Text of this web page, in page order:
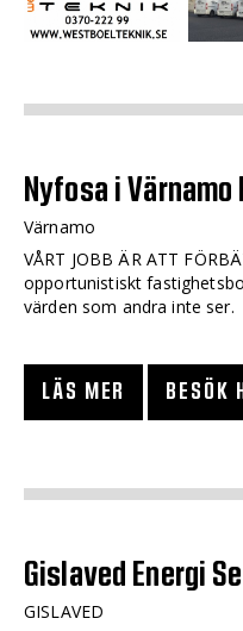
Nyfosa i
Värnamo
VÅRT JOBB ÄR ATT
opportunistiskt
värden som andra inte ser.
LÄS MER BESÖK
Gislaved Energi
GISLAVED